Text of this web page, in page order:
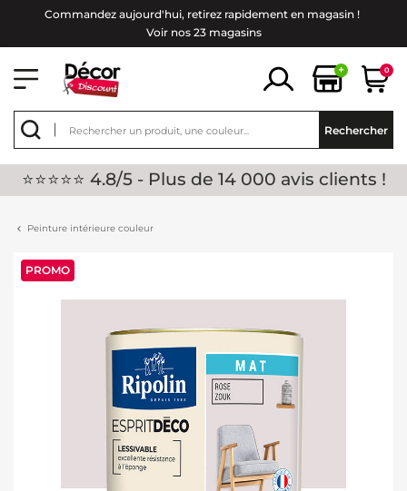
Commandez aujourd'hui, retirez rapidement en magasin !
Voir nos 23 magasins
+ 0
Rechercher
⭐⭐⭐⭐⭐ 4.8/5 - Plus de 14 000 avis clients !
Peinture intérieure couleur
PROMO